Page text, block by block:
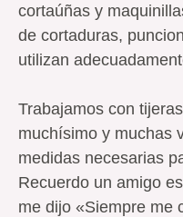
cortaúñas y
de cortaduras,
utilizan
Trabajamos con
muchísimo y muchas
medidas necesarias
Recuerdo un amigo
me dijo «Siempre me